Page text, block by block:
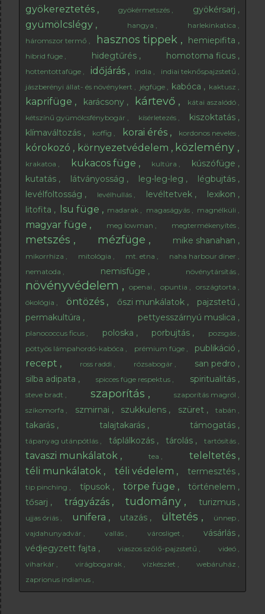
gyökereztetés gyökérmetszés gyökérsarj
gyümölcslégy hangya
harlekinkatica
háromszor termő
hasznos tippek hemiepifita
hibrid füge hidegtűrés homotoma ficus
hottentottafüge időjárás india
indiai teknőspajzstetű
jászberényi állat- és növénykert
jégfüge kabóca kaktusz
kaprifüge karácsony kártevő
kátai aszalódó
kétszínű gyümölcsfénybogár
kísérletezés
kiszoktatás
klímaváltozás
koffig korai érés kordonos nevelés
kórokozó környezetvédelem közlemény
krakatoa kukacos füge kultúra
kúszófüge
kutatás
látványosság leg-leg-leg
légbujtás
levélfoltosság
levélhullás levéltetvek
lexikon
litofita
lsu füge madarak magaságyás magnélküli
magyar füge meg lowman megtermékenyítés
metszés mézfüge mike shanahan
mikorrhiza mitológia mt. etna
naha harbour diner
nematoda
nemisfüge növénytársítás
növényvédelem openai opuntia
országtorta
ökológia
öntözés őszi munkálatok
pajzstetű
permakultúra
pettyesszárnyú muslica
planococcus ficus poloska porbujtás
pozsgás
pöttyös lámpahordó-kabóca
prémium füge publikáció
recept ross raddi rózsabogár
san pedro
silba adipata
spicces füge respektus spiritualitás
steve bradt szaporítás
szaporítás magról
szikomorfa
szmirnai szukkulens szüret tabán
takarás talajtakarás támogatás
tápanyag utánpótlás táplálkozás tárolás tartósítás
tavaszi munkálatok tea
teleltetés
téli munkálatok
téli védelem termesztés
tip pinching típusok törpe füge
történelem
tősarj
trágyázás tudomány turizmus
ujjas óriás unifera utazás ültetés
ünnep
vajdahunyadvár
vallás városliget
vásárlás
védjegyzett fajta
viaszos szőlő-pajzstetű
videó
viharkár
virágbogarak vízkészlet
webáruház
zaprionus indianus